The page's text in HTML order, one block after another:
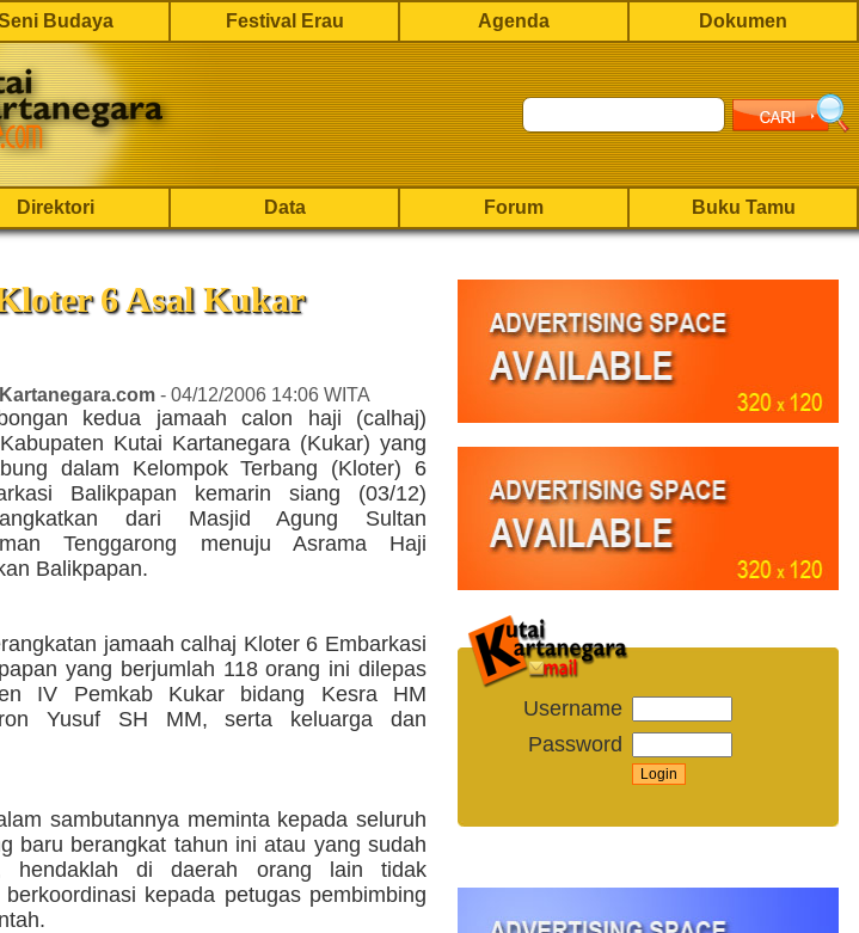
Budaya Festival Erau Agenda Dokumen
Direktori Data Forum Buku Tamu
6 Asal Kukar
- 04/12/2006 14:06 WITA
kedua jamaah calon haji (calhaj)
Kutai Kartanegara (Kukar) yang
dalam Kelompok Terbang (Kloter) 6
Balikpapan kemarin siang (03/12)
dari Masjid Agung Sultan
Tenggarong menuju Asrama Haji
Balikpapan.
jamaah calhaj Kloter 6 Embarkasi
yang berjumlah 118 orang ini dilepas
IV Pemkab Kukar bidang Kesra HM
Yusuf SH MM, serta keluarga dan
sambutannya meminta kepada seluruh
baru berangkat tahun ini atau yang sudah
hendaklah di daerah orang lain tidak
kepada petugas pembimbing
Username
Password